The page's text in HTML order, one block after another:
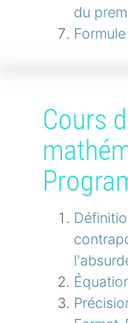
du
Cours